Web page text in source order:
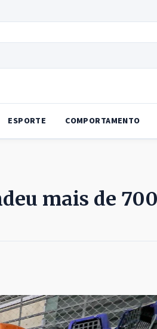
ESPORTE COMPORTAMENTO
mais de